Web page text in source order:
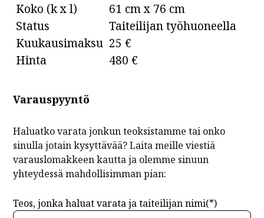
Koko (k x l)
61 cm x 76 cm
Status
Taiteilijan työhuoneella
Kuukausimaksu 25 €
Hinta
480 €
Varauspyyntö
Haluatko varata jonkun teoksistamme tai onko
sinulla jotain kysyttävää? Laita meille viestiä
varauslomakkeen kautta ja olemme sinuun
yhteydessä mahdollisimman pian:
Teos, jonka haluat varata ja taiteilijan nimi(*)